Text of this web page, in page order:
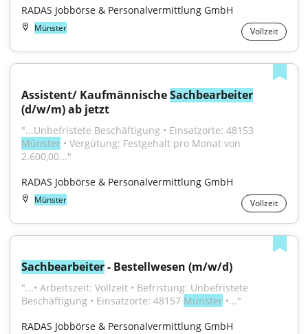
RADAS Jobbörse & Personalvermittlung GmbH
Münster Vollzeit
Assistent/ Kaufmännische Sachbearbeiter
(d/w/m) ab jetzt
Münster • Vergütung: Festgehalt pro Monat von
2.600,00..."
RADAS Jobbörse & Personalvermittlung GmbH
Münster Vollzeit
Sachbearbeiter - Bestellwesen (m/w/d)
"...• Arbeitszeit: Vollzeit • Befristung: Unbefristete
Beschäftigung • Einsatzorte: 48157 Münster •..."
RADAS Jobbörse & Personalvermittlung GmbH